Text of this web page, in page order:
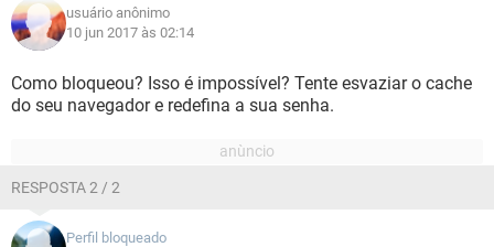
usuário anônimo
10 jun 2017 às 02:14
Como bloqueou? Isso é impossível? Tente esvaziar o cache
do seu navegador e redefina a sua senha.
RESPOSTA 2 / 2
Perfil bloqueado